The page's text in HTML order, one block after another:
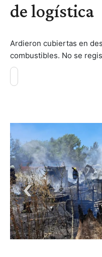
de logística
Ardieron cubiertas en
combustibles. No se